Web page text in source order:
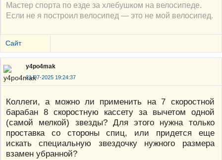
Мастер спорта по езде за хлебушком на велосипеде.
Если не я построил велосипед — это не мой велосипед.
Сайт
y4po4mak
21-07-2025 19:24:37
Коллеги, а можно ли применить на 7 скоростной
барабан 8 скоростную кассету за вычетом одной
(самой мелкой) звезды? Для этого нужна только
проставка со стороны спиц, или придется еще
искать специальную звездочку нужного размера
взамен убранной?